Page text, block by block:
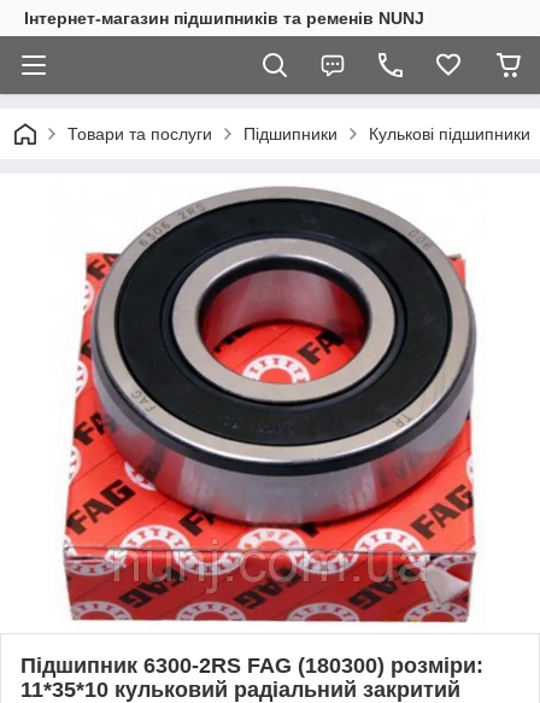
Інтернет-магазин підшипників та ременів NUNJ
Товари та послуги Підшипники Кулькові підшипники
Підшипник 6300-2RS FAG (180300) розміри:
11*35*10 кульковий радіальний закритий